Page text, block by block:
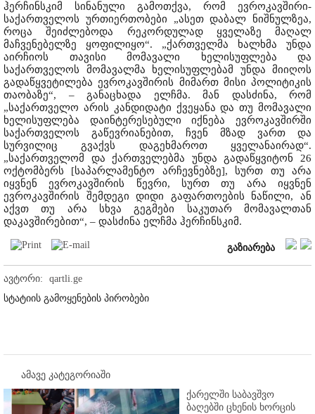
ჰერჩინსკიმ სინანული გამოთქვა, რომ ევროკავშირი-
საქართველოს ურთიერთობები „ასეთ დაბალ ნიშნულზეა,
როცა შეიძლებოდა რეკორდულად ყველაზე მაღალ
მაჩვენებელზე ყოფილიყო“. „ქართველმა ხალხმა უნდა
აირჩიოს თავისი მომავალი ხელისუფლება და
საქართველოს მომავალმა ხელისუფლებამ უნდა მიიღოს
გადაწყვეტილება ევროკავშირის მიმართ მისი პოლიტიკის
თაობაზე“, – განაცხადა ელჩმა. მან დასძინა, რომ
„საქართველო არის კანდიდატი ქვეყანა და თუ მომავალი
ხელისუფლება დაინტერესებული იქნება ევროკავშირში
საქართველოს გაწევრიანებით, ჩვენ მზად ვართ და
სურვილიც გვაქვს დაგეხმაროთ ყველანაირად“.
„საქართველომ და ქართველებმა უნდა გადაწყვიტონ 26
ოქტომბერს [საპარლამენტო არჩევნებზე], სურთ თუ არა
იყვნენ ევროკავშირის წევრი, სურთ თუ არა იყვნენ
ევროკავშირის შემდეგი დიდი გაფართოების ნაწილი, ან
აქვთ თუ არა სხვა გეგმები საკუთარ მომავალთან
დაკავშირებით“, – დასძინა ელჩმა ჰერჩინსკიმ.
გაზიარება
ავტორი:
qartli.ge
სტატიის გამოყენების პირობები
ამავე კატეგორიაში
ქარელში საბავშვო
ბაღებში ცხენის ხორცის